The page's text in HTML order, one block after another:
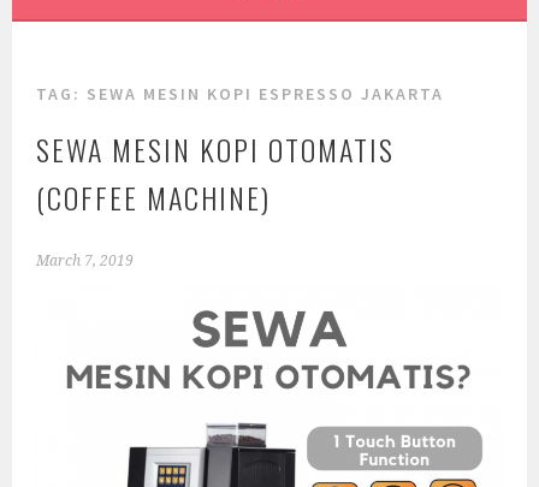
TAG: SEWA MESIN KOPI ESPRESSO JAKARTA
SEWA MESIN KOPI OTOMATIS
(COFFEE MACHINE)
March 7, 2019